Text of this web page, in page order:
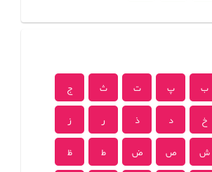
ب پ ت ث
ج
خ د ذ ر
ز
ش ص ض ط
ظ